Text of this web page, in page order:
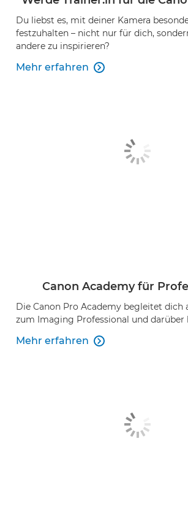
Du liebst es, mit deiner Kamera
festzuhalten – nicht nur für dich,
andere zu inspirieren?
Mehr erfahren 
Canon Academy für
Die Canon Pro Academy begleitet dich
zum Imaging Professional und darüber
Mehr erfahren 